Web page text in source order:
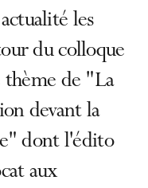
les
du colloque
de "La
devant la
dont l'édito
aux